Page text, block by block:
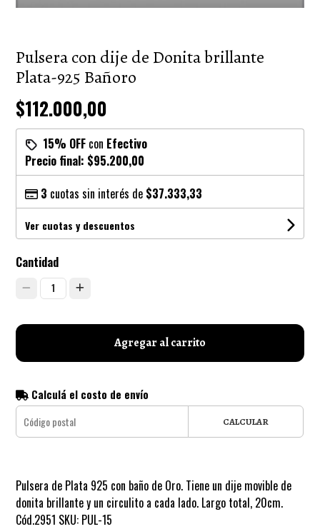
Pulsera con dije de Donita brillante
Plata-925 Bañoro
$112.000,00
15% OFF con Efectivo
Precio final: $95.200,00
3 cuotas sin interés de $37.333,33
Ver cuotas y descuentos
Cantidad
1
Agregar al carrito
Calculá el costo de envío
CALCULAR
Pulsera de Plata 925 con baño de Oro. Tiene un dije movible de
donita brillante y un circulito a cada lado. Largo total, 20cm.
Cód.2951 SKU: PUL-15